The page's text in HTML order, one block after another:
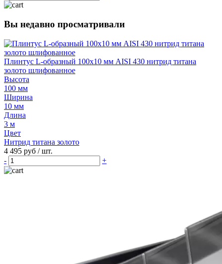
Вы недавно просматривали
Плинтус L-образный 100х10 мм AISI 430 нитрид титана
золото шлифованное
Высота
100 мм
Ширина
10 мм
Длина
3 м
Цвет
Нитрид титана золото
4 495 руб / шт.
-
+